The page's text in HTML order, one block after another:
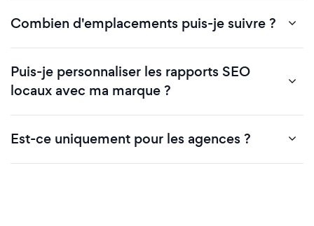
Combien d'emplacements puis-je suivre ?
Puis-je personnaliser les rapports SEO
locaux avec ma marque ?
Est-ce uniquement pour les agences ?